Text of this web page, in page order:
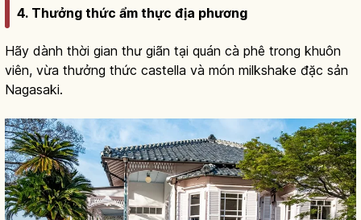
4. Thưởng thức ẩm thực địa phương
Hãy dành thời gian thư giãn tại quán cà phê trong khuôn
viên, vừa thưởng thức castella và món milkshake đặc sản
Nagasaki.